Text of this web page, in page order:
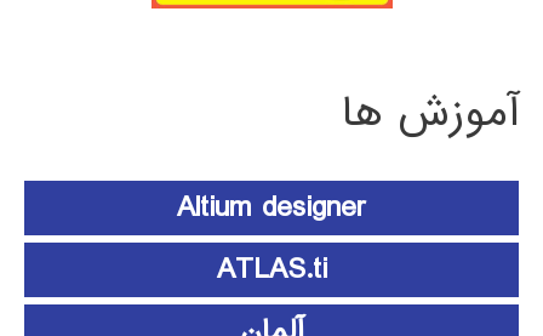
آموزش ها
Altium designer
ATLAS.ti